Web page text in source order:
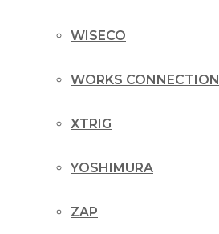
WISECO
WORKS CONNECTION
XTRIG
YOSHIMURA
ZAP